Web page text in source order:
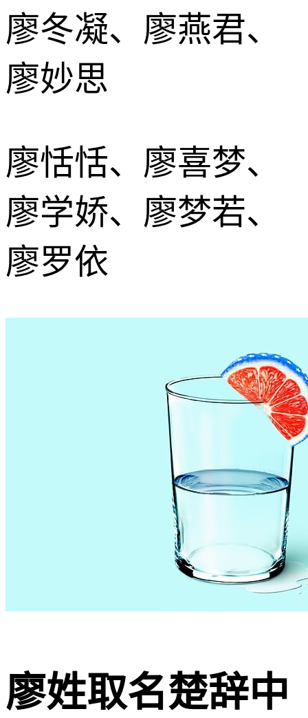
廖冬凝、廖燕君、
廖妙思
廖恬恬、廖喜梦、
廖学娇、廖梦若、
廖罗依
廖姓取名楚辞中